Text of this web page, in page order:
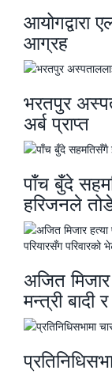
आयोगद्वारा
आग्रह
भरतपुर
अर्ब प्राप्त
पाँच बुँदे
हरिजनले
अजित
मन्त्री